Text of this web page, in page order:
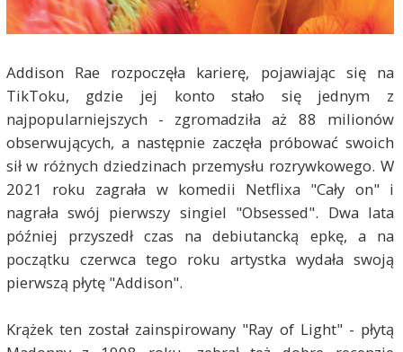
Addison Rae rozpoczęła karierę, pojawiając się na
TikToku, gdzie jej konto stało się jednym z
najpopularniejszych - zgromadziła aż 88 milionów
obserwujących, a następnie zaczęła próbować swoich
sił w różnych dziedzinach przemysłu rozrywkowego. W
2021 roku zagrała w komedii Netflixa "Cały on" i
nagrała swój pierwszy singiel "Obsessed". Dwa lata
później przyszedł czas na debiutancką epkę, a na
początku czerwca tego roku artystka wydała swoją
pierwszą płytę "Addison".
Krążek ten został zainspirowany "Ray of Light" - płytą